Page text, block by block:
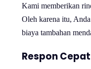
Kami memberikan
Oleh karena itu,
biaya tambahan
Respon